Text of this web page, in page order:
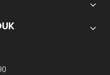
pada bulan Jun,